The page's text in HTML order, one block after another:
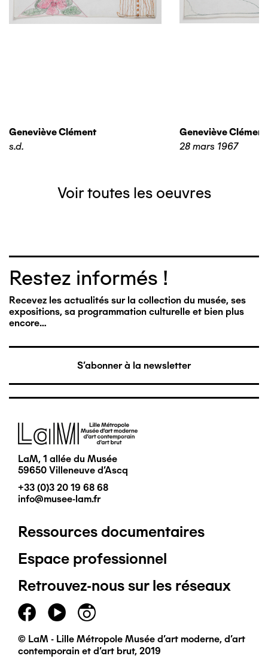
Geneviève Clément
s.d.
Geneviève Clément
28 mars 1967
Voir toutes les oeuvres
Restez informés !
Recevez les actualités sur la collection du musée, ses
expositions, sa programmation culturelle et bien plus
encore…
S'abonner à la newsletter
Image
LaM, 1 allée du Musée
59650 Villeneuve d'Ascq
+33 (0)3 20 19 68 68
info@musee-lam.fr
Pied
de
page
principal
Ressources documentaires
Espace professionnel
Retrouvez-nous sur les réseaux
© LaM - Lille Métropole Musée d'art moderne, d'art
contemporain et d'art brut, 2019